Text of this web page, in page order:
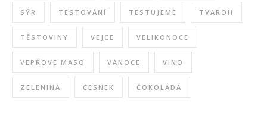
SÝR TESTOVÁNÍ TESTUJEME TVAROH
TĚSTOVINY VEJCE VELIKONOCE
VEPŘOVÉ MASO VÁNOCE VÍNO
ZELENINA ČESNEK ČOKOLÁDA